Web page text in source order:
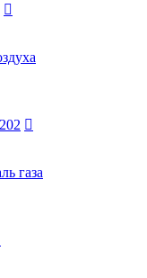
газа